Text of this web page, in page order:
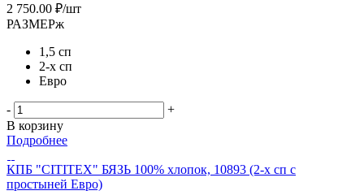
2 750.00 ₽/шт
РАЗМЕРж
1,5 сп
2-х сп
Евро
-
+
В корзину
Подробнее
КПБ "CITITEX" БЯЗЬ 100% хлопок, 10893 (2-х сп с
простыней Евро)